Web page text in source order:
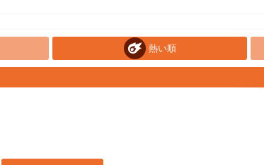
熱い順